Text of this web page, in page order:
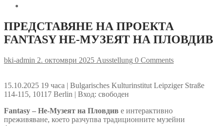
ПРЕДСТАВЯНЕ НА ПРОЕКТА
FANTASY НЕ-МУЗЕЯТ НА ПЛОВДИВ
bki-admin 2. октомври 2025 Ausstellung 0 Comments
15.10.2025 19 часа | Bulgarisches Kulturinstitut Leipziger Straße
114-115, 10117 Berlin | Вход: свободен
Fantasy – Не-Музеят на Пловдив е интерактивно
преживяване, което разчупва традиционните музейни